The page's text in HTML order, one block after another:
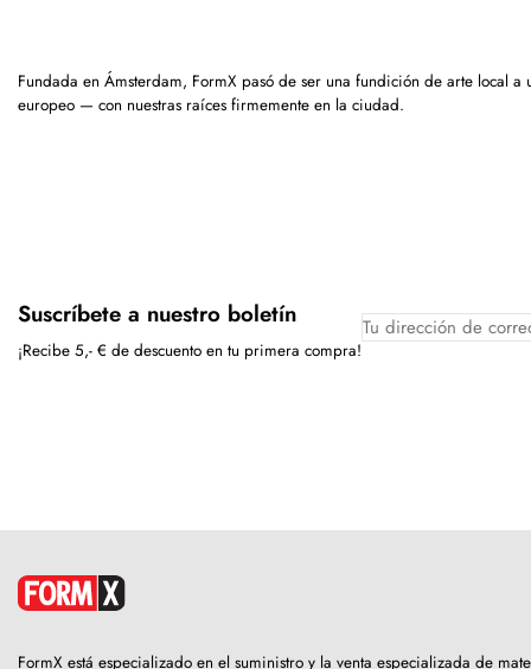
Fundada en Ámsterdam, FormX pasó de ser una fundición de arte local
europeo — con nuestras raíces firmemente en la ciudad.
Suscríbete a nuestro boletín
¡Recibe 5,- € de descuento en tu primera compra!
FormX está especializado en el suministro y la venta especializada de